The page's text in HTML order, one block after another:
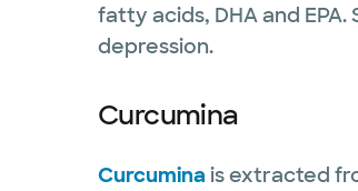
fatty acids, DHA and
depression.
Curcumina
Curcumina is extracted